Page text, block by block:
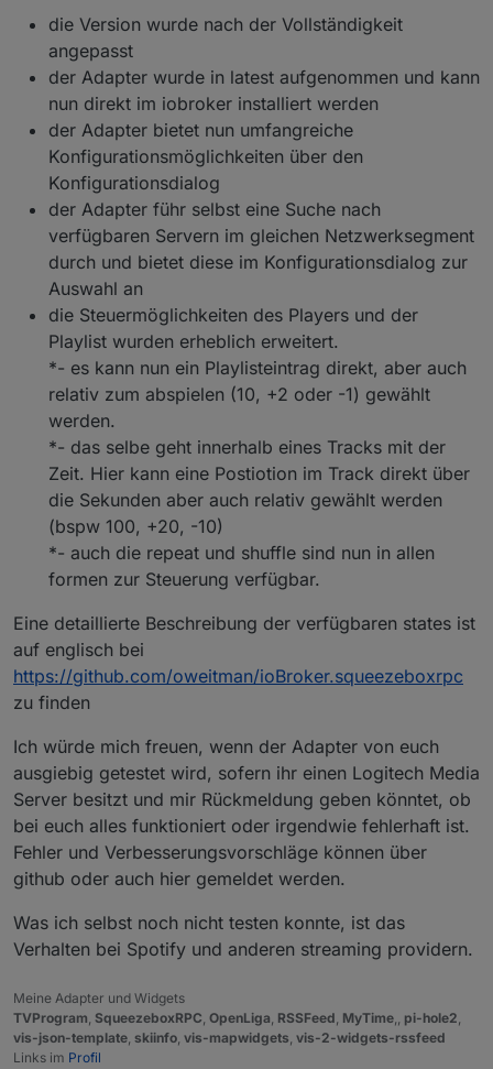
die Version wurde nach der Vollständigkeit
angepasst
der Adapter wurde in latest aufgenommen und kann
nun direkt im iobroker installiert werden
der Adapter bietet nun umfangreiche
Konfigurationsmöglichkeiten über den
Konfigurationsdialog
der Adapter führ selbst eine Suche nach
verfügbaren Servern im gleichen Netzwerksegment
durch und bietet diese im Konfigurationsdialog zur
Auswahl an
die Steuermöglichkeiten des Players und der
Playlist wurden erheblich erweitert.
*- es kann nun ein Playlisteintrag direkt, aber auch
relativ zum abspielen (10, +2 oder -1) gewählt
werden.
*- das selbe geht innerhalb eines Tracks mit der
Zeit. Hier kann eine Postiotion im Track direkt über
die Sekunden aber auch relativ gewählt werden
(bspw 100, +20, -10)
*- auch die repeat und shuffle sind nun in allen
formen zur Steuerung verfügbar.
Eine detaillierte Beschreibung der verfügbaren states ist
auf englisch bei
https://github.com/oweitman/ioBroker.squeezeboxrpc
zu finden
Ich würde mich freuen, wenn der Adapter von euch
ausgiebig getestet wird, sofern ihr einen Logitech Media
Server besitzt und mir Rückmeldung geben könntet, ob
bei euch alles funktioniert oder irgendwie fehlerhaft ist.
Fehler und Verbesserungsvorschläge können über
github oder auch hier gemeldet werden.
Was ich selbst noch nicht testen konnte, ist das
Verhalten bei Spotify und anderen streaming providern.
Meine Adapter und Widgets
TVProgram SqueezeboxRPC OpenLiga RSSFeed MyTime pi-hole2
vis-json-template skiinfo vis-mapwidgets vis-2-widgets-rssfeed
Links im Profil